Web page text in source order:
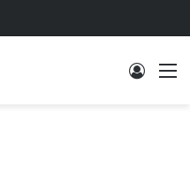
Log In